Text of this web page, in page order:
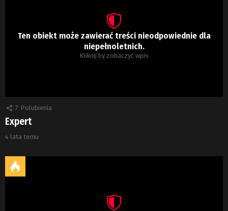
Ten obiekt może zawierać treści nieodpowiednie dla
niepełnoletnich.
Kliknij by zobaczyć wpis
7 Polubienia
Expert
4 lata temu